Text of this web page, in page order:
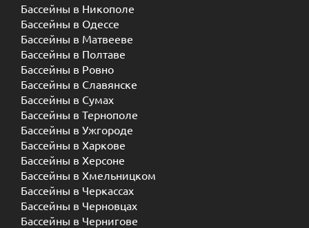
Бассейны в Никополе
Бассейны в Одессе
Бассейны в Матвееве
Бассейны в Полтаве
Бассейны в Ровно
Бассейны в Славянске
Бассейны в Сумах
Бассейны в Тернополе
Бассейны в Ужгороде
Бассейны в Харкове
Бассейны в Херсоне
Бассейны в Хмельницком
Бассейны в Черкассах
Бассейны в Черновцах
Бассейны в Чернигове